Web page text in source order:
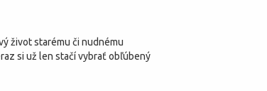
život starému či nudnému
si už len stačí vybrať obľúbený